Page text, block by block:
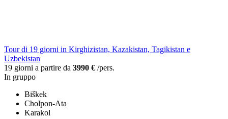
Tour di 19 giorni in Kirghizistan, Kazakistan, Tagikistan e
Uzbekistan
19 giorni a partire da 3990 € /pers.
In gruppo
Biškek
Cholpon-Ata
Karakol